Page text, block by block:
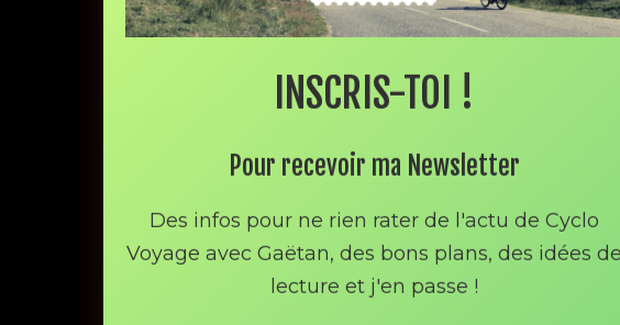
INSCRIS-TOI !
Pour recevoir ma Newsletter
Des infos pour ne rien rater de l'actu de Cyclo
Voyage avec Gaëtan, des bons plans, des idées
lecture et j'en passe !